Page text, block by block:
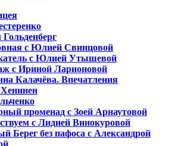
с Юлией Свинцовой
с Юлией Утышевой
с Ириной Ларионовой
Калачёва. Впечатления
променад с Зоей Арнаутовой
с Лидией Винокуровой
Берег без пафоса с Александрой